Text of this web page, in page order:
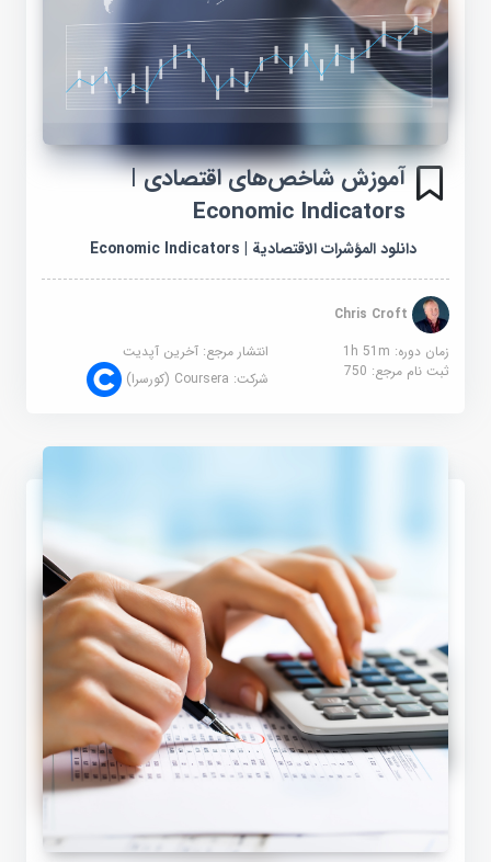
آموزش شاخص‌های اقتصادی |
Economic Indicators
دانلود المؤشرات الاقتصادية | Economic Indicators
Chris Croft
زمان دوره: 1h 51m
انتشار مرجع:آخرین آپدیت
ثبت نام مرجع:750 شرکت:Coursera (کورسرا)